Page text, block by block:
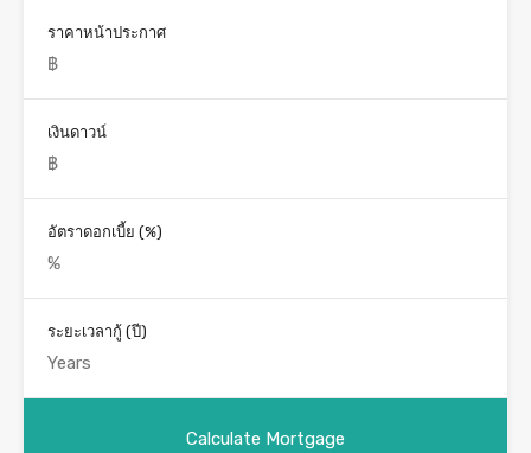
ราคาหน้าประกาศ
เงินดาวน์
อัตราดอกเบี้ย (%)
ระยะเวลากู้ (ปี)